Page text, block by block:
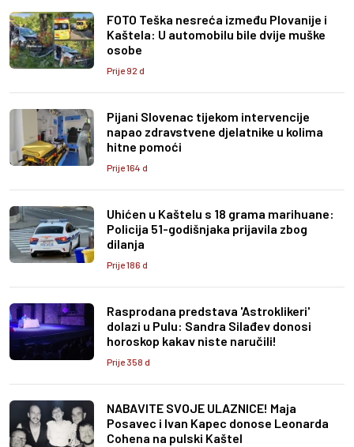
FOTO Teška nesreća između Plovanije i
Kaštela: U automobilu bile dvije muške
osobe
Prije 92 d
Pijani Slovenac tijekom intervencije
napao zdravstvene djelatnike u kolima
hitne pomoći
Prije 164 d
Uhićen u Kaštelu s 18 grama marihuane:
Policija 51-godišnjaka prijavila zbog
dilanja
Prije 186 d
Rasprodana predstava 'Astroklikeri'
dolazi u Pulu: Sandra Silađev donosi
horoskop kakav niste naručili!
Prije 358 d
NABAVITE SVOJE ULAZNICE! Maja
Posavec i Ivan Kapec donose Leonarda
Cohena na pulski Kaštel